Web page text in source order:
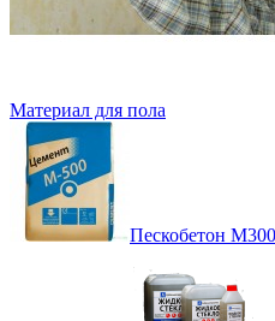
Материал для пола
Пескобетон